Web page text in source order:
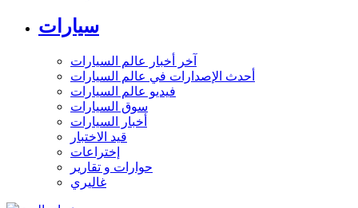
سيارات
آخر أخبار عالم السيارات
أحدث الإصدارات في عالم السيارات
فيديو عالم السيارات
سوق السيارات
أخبار السيارات
قيد الاختبار
إختراعات
حوارات و تقارير
غاليري